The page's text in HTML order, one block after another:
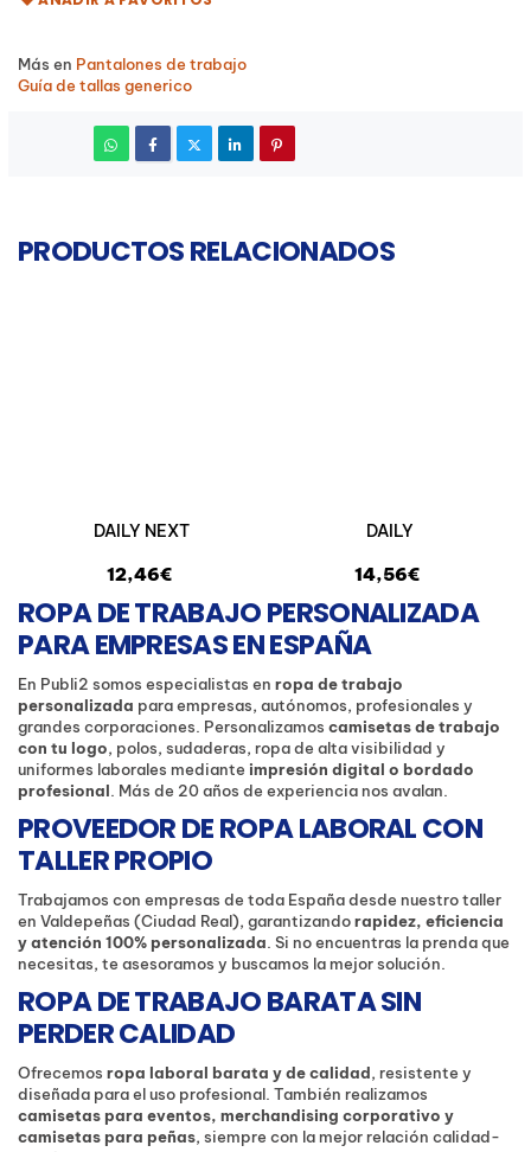
Más en Pantalones de trabajo
Guía de tallas generico
PRODUCTOS RELACIONADOS
DAILY NEXT
12,46€
DAILY
14,56€
ROPA DE TRABAJO PERSONALIZADA
PARA EMPRESAS EN ESPAÑA
En Publi2 somos especialistas en ropa de trabajo
personalizada para empresas, autónomos, profesionales y
grandes corporaciones. Personalizamos camisetas de trabajo
con tu logo, polos, sudaderas, ropa de alta visibilidad y
uniformes laborales mediante impresión digital o bordado
profesional . Más de 20 años de experiencia nos avalan.
PROVEEDOR DE ROPA LABORAL CON
TALLER PROPIO
Trabajamos con empresas de toda España desde nuestro taller
en Valdepeñas (Ciudad Real), garantizandorapidez, eficiencia
y atención 100% personalizada . Si no encuentras la prenda que
necesitas, te asesoramos y buscamos la mejor solución.
ROPA DE TRABAJO BARATA SIN
PERDER CALIDAD
Ofrecemos ropa laboral barata y de calidad, resistente y
diseñada para el uso profesional. También realizamos
camisetas para eventos, merchandising corporativo y
camisetas para peñas, siempre con la mejor relación calidad-